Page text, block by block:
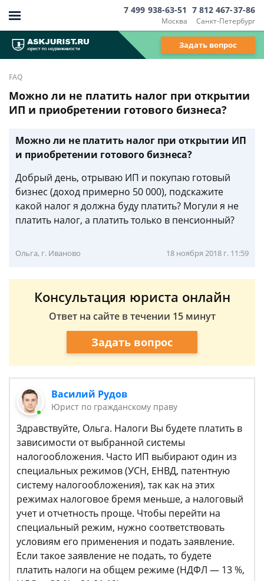
Москва
7 499 938-63-51
Санкт-Петербург
7 812 467-37-86
Задать вопрос
FAQ
Можно ли не платить налог при открытии
ИП и приобретении готового бизнеса?
Можно ли не платить налог при открытии ИП
и приобретении готового бизнеса?
Добрый день, отрываю ИП и покупаю готовый
бизнес (доход примерно 50 000), подскажите
какой налог я должна буду платить? Могули я не
платить налог, а платить только в пенсионный?
Ольга, г. Иваново 18 ноября 2018 г. 11:59
Консультация юриста онлайн
Ответ на сайте в течении 15 минут
Задать вопрос
Василий Рудов
Юрист по гражданскому праву
Здравствуйте, Ольга. Налоги Вы будете платить в
зависимости от выбранной системы
налогообложения. Часто ИП выбирают один из
специальных режимов (УСН, ЕНВД, патентную
систему налогообложения), так как на этих
режимах налоговое бремя меньше, а налоговый
учет и отчетность проще. Чтобы перейти на
специальный режим, нужно соответствовать
условиям его применения и подать заявление.
Если такое заявление не подать, то будете
платить налоги на общем режиме (НДФЛ — 13 %,